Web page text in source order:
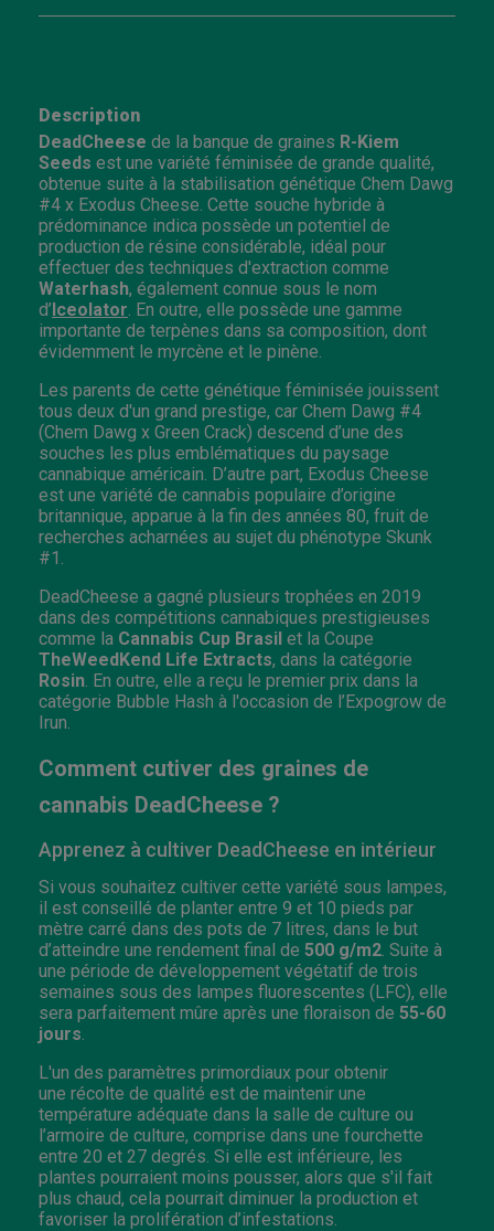
Description
DeadCheese de la banque de graines R-Kiem
Seeds est une variété féminisée de grande qualité,
obtenue suite à la stabilisation génétique Chem Dawg
#4 x Exodus Cheese. Cette souche hybride à
prédominance indica possède un potentiel de
production de résine considérable, idéal pour
effectuer des techniques d'extraction comme
Waterhash, également connue sous le nom
d’Iceolator . En outre, elle possède une gamme
importante de terpènes dans sa composition, dont
évidemment le myrcène et le pinène.
Les parents de cette génétique féminisée jouissent
tous deux d'un grand prestige, car Chem Dawg #4
(Chem Dawg x Green Crack) descend d’une des
souches les plus emblématiques du paysage
cannabique américain. D’autre part, Exodus Cheese
est une variété de cannabis populaire d’origine
britannique, apparue à la fin des années 80, fruit de
recherches acharnées au sujet du phénotype Skunk
#1.
DeadCheese a gagné plusieurs trophées en 2019
dans des compétitions cannabiques prestigieuses
comme la Cannabis Cup Brasil et la Coupe
TheWeedKend Life Extracts, dans la catégorie
Rosin . En outre, elle a reçu le premier prix dans la
catégorie Bubble Hash à l'occasion de l’Expogrow de
Irun.
Comment cutiver des graines de
cannabis DeadCheese ?
Apprenez à cultiver DeadCheese en intérieur
Si vous souhaitez cultiver cette variété sous lampes,
il est conseillé de planter entre 9 et 10 pieds par
mètre carré dans des pots de 7 litres, dans le but
d’atteindre une rendement final de 500 g/m2 . Suite à
une période de développement végétatif de trois
semaines sous des lampes fluorescentes (LFC), elle
sera parfaitement mûre après une floraison de 55-60
jours
L'un des paramètres primordiaux pour obtenir
une récolte de qualité est de maintenir une
température adéquate dans la salle de culture ou
l’armoire de culture, comprise dans une fourchette
entre 20 et 27 degrés. Si elle est inférieure, les
plantes pourraient moins pousser, alors que s'il fait
plus chaud, cela pourrait diminuer la production et
favoriser la prolifération d’infestations.